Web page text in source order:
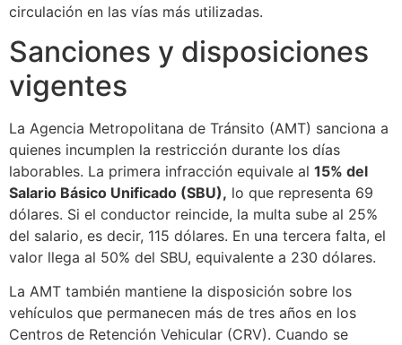
circulación en las vías más utilizadas.
Sanciones y disposiciones
vigentes
La Agencia Metropolitana de Tránsito (AMT) sanciona a
quienes incumplen la restricción durante los días
laborables. La primera infracción equivale al 15% del
Salario Básico Unificado (SBU), lo que representa 69
dólares. Si el conductor reincide, la multa sube al 25%
del salario, es decir, 115 dólares. En una tercera falta, el
valor llega al 50% del SBU, equivalente a 230 dólares.
La AMT también mantiene la disposición sobre los
vehículos que permanecen más de tres años en los
Centros de Retención Vehicular (CRV). Cuando se